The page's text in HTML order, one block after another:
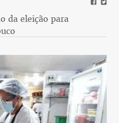
da eleição para